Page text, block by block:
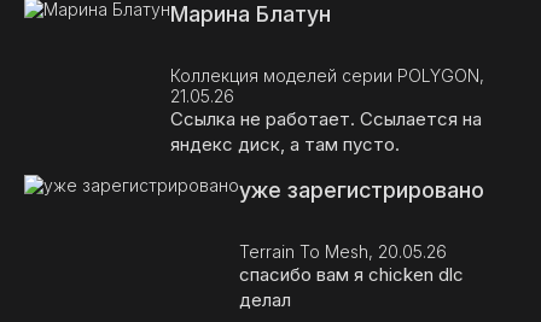
Марина Блатун
Коллекция моделей серии POLYGON,
21.05.26
Ссылка не работает. Ссылается на
яндекс диск, а там пусто.
уже зарегистрировано
Terrain To Mesh, 20.05.26
спасибо вам я chicken dlc
делал